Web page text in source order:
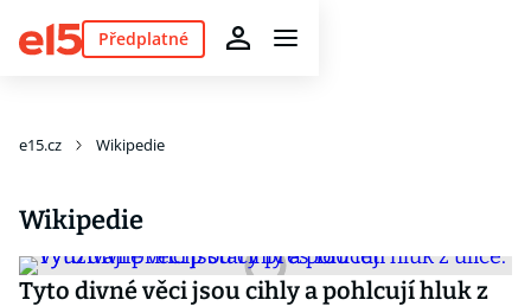
Předplatné
e15.cz Wikipedie
Wikipedie
Tyto divné věci jsou cihly a pohlcují hluk z